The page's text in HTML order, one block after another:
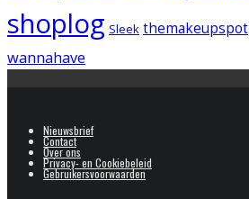
shoplog Sleek themakeupspot
wannahave
Nieuwsbrief
Contact
Over ons
Privacy- en Cookiebeleid
Gebruikersvoorwaarden